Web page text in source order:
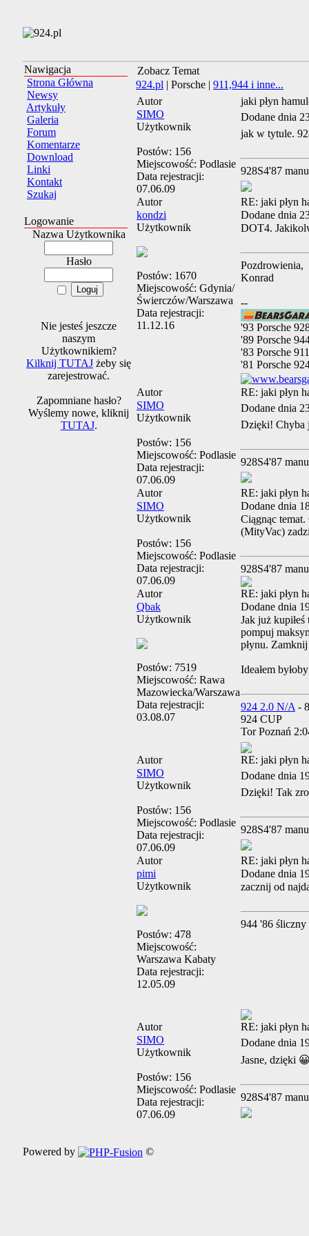
Nawigacja
Strona Główna
Newsy
Artykuły
Galeria
Forum
Komentarze
Download
Linki
Kontakt
Szukaj
Logowanie
Nazwa Użytkownika
Hasło
Nie jesteś jeszcze
naszym
Użytkownikiem?
Kilknij TUTAJ żeby się
zarejestrować.
Zapomniane hasło?
Wyślemy nowe, kliknij
TUTAJ.
Zobacz Temat
924.pl | Porsche | 911,944 i inne...
Autor
jaki płyn
SIMO
Użytkownik
Postów: 156
Miejscowość: Podlasie
Data rejestracji:
07.06.09
Dodane dnia
jak w tytule.
928S4'87
Autor
RE: jaki płyn
kondzi
Użytkownik
Postów: 1670
Miejscowość: Gdynia/
Świerczów/Warszawa
Data rejestracji:
11.12.16
Dodane dnia
DOT4.
Pozdrowienia,
Konrad
--
'93 Porsche
'89 Porsche
'83 Porsche
'81 Porsche
Autor
RE: jaki płyn
SIMO
Użytkownik
Postów: 156
Miejscowość: Podlasie
Data rejestracji:
07.06.09
Dodane dnia
Dzięki! Chyba
928S4'87
Autor
RE: jaki płyn
SIMO
Użytkownik
Postów: 156
Miejscowość: Podlasie
Data rejestracji:
07.06.09
Dodane dnia
Ciągnąc
(MityVac)
928S4'87
Autor
RE: jaki płyn
Qbak
Użytkownik
Postów: 7519
Miejscowość: Rawa
Mazowiecka/Warszawa
Data rejestracji:
03.08.07
Dodane dnia
Jak już
pompuj
płynu.
Ideałem
924 2.0 N/A -
924 CUP
Tor Poznań
Autor
RE: jaki płyn
SIMO
Użytkownik
Postów: 156
Miejscowość: Podlasie
Data rejestracji:
07.06.09
Dodane dnia
Dzięki! Tak
928S4'87
Autor
RE: jaki płyn
pimi
Użytkownik
Postów: 478
Miejscowość:
Warszawa Kabaty
Data rejestracji:
12.05.09
Dodane dnia
zacznij od
944 '86 śliczny
Autor
RE: jaki płyn
SIMO
Użytkownik
Postów: 156
Miejscowość: Podlasie
Data rejestracji:
07.06.09
Dodane dnia
Jasne, dzięki
928S4'87
Powered by ©